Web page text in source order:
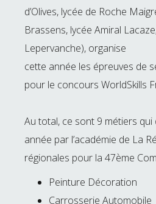
d’Olives, lycée de Roche
Brassens, lycée Amiral
Lepervanche), organise
cette année les épreuves de
pour le concours WorldSkills
Au total, ce sont 9 métiers
année par l’académie de La
régionales pour la 47ème
Peinture Décoration
Carrosserie Automobile